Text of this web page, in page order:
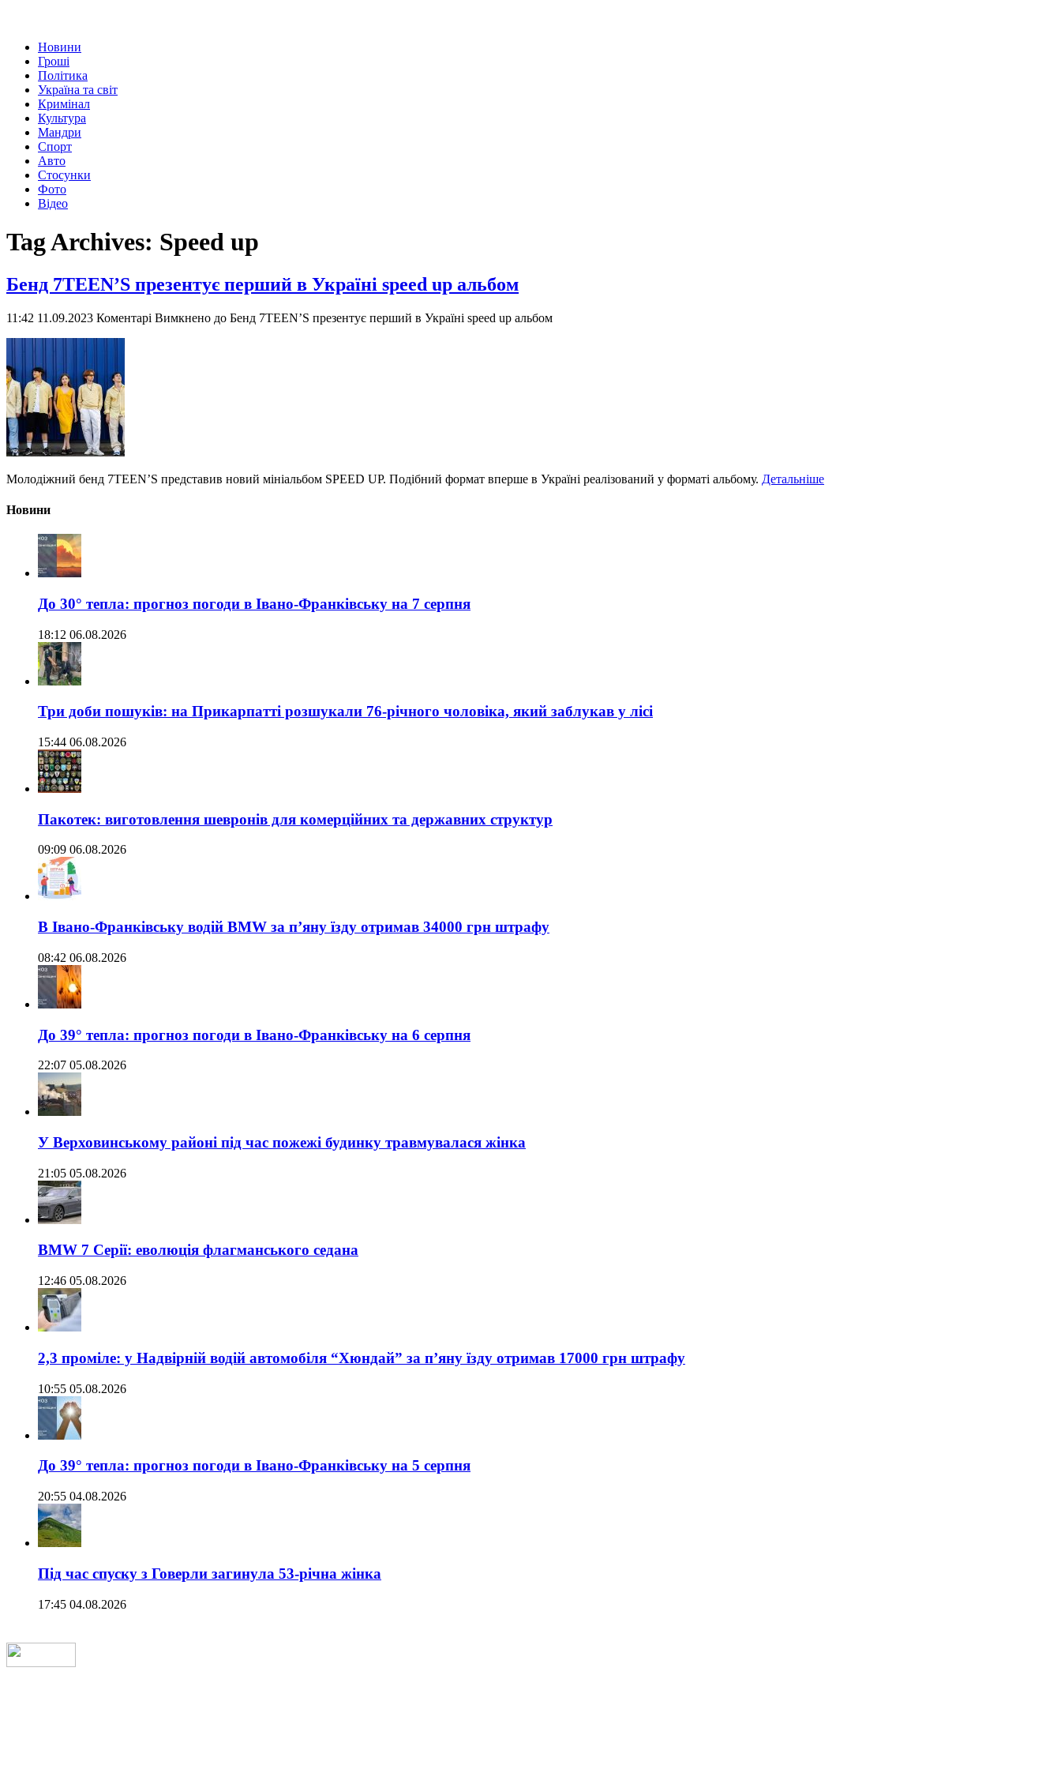
Новини
Гроші
Політика
Україна та світ
Кримінал
Культура
Мандри
Спорт
Авто
Стосунки
Фото
Відео
Tag Archives: Speed up
Бенд 7TEEN’S презентує перший в Україні speed up альбом
11:42 11.09.2023 Коментарі Вимкнено до Бенд 7TEEN’S презентує перший в Україні speed up альбом
Молодіжний бенд 7TEEN’S представив новий мініальбом SPEED UP. Подібний формат вперше в Україні реалізований у форматі альбому. Детальніше
Новини
До 30° тепла: прогноз погоди в Івано-Франківську на 7 серпня
18:12 06.08.2026
Три доби пошуків: на Прикарпатті розшукали 76-річного чоловіка, який заблукав у лісі
15:44 06.08.2026
Пакотек: виготовлення шевронів для комерційних та державних структур
09:09 06.08.2026
В Івано-Франківську водій BMW за п’яну їзду отримав 34000 грн штрафу
08:42 06.08.2026
До 39° тепла: прогноз погоди в Івано-Франківську на 6 серпня
22:07 05.08.2026
У Верховинському районі під час пожежі будинку травмувалася жінка
21:05 05.08.2026
BMW 7 Серії: еволюція флагманського седана
12:46 05.08.2026
2,3 проміле: у Надвірній водій автомобіля “Хюндай” за п’яну їзду отримав 17000 грн штрафу
10:55 05.08.2026
До 39° тепла: прогноз погоди в Івано-Франківську на 5 серпня
20:55 04.08.2026
Під час спуску з Говерли загинула 53-річна жінка
17:45 04.08.2026